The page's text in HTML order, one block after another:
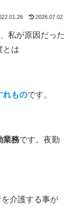
2026.07.02
、私が原因だった
とは
れものです。
業務です。夜勤
介護する事が